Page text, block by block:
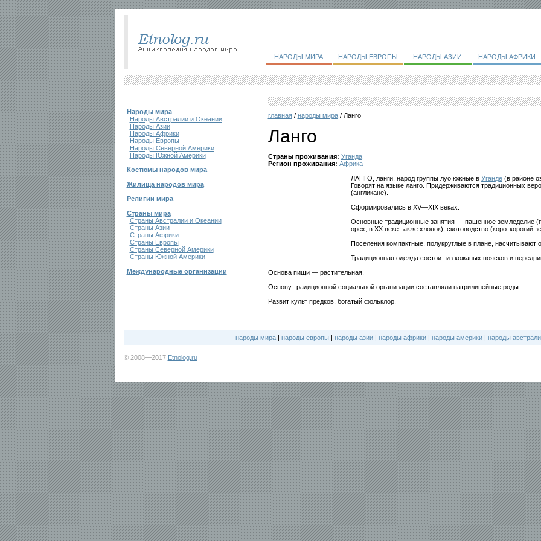
НАРОДЫ МИРА НАРОДЫ ЕВРОПЫ НАРОДЫ АЗИИ НАРОДЫ АФРИКИ
Народы мира
Народы Австралии и Океании
Народы Азии
Народы Африки
Народы Европы
Народы Северной Америки
Народы Южной Америки
Костюмы народов мира
Жилища народов мира
Религии мира
Страны мира
Страны Австралии и Океании
Страны Азии
Страны Африки
Страны Европы
Страны Северной Америки
Страны Южной Америки
Международные организации
главная/ народы мира/ Ланго
Ланго
Страны проживания: Уганда
Регион проживания: Африка
ЛАНГО, ланги, народ группы луо южные в Уганде(в районе
Говорят на языке ланго. Придерживаются традиционных
(англикане).
Сформировались в XV—XIX веках.
Основные традиционные занятия — пашенное земледелие
орех, в XX веке также хлопок), скотоводство
Поселения компактные, полукруглые в плане, насчитывают
Традиционная одежда состоит из кожаных поясков и
Основа пищи — растительная.
Основу традиционной социальной организации составляли патрилинейные роды.
Развит культ предков, богатый фольклор.
народы мира| народы европы | народы азии| народы африки| народы америки | народы
© 2008—2017 Etnolog.ru